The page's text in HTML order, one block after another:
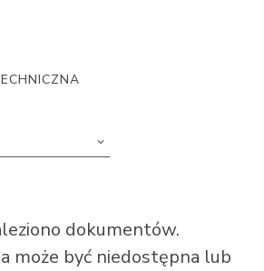
dokumentów.
może być niedostępna lub